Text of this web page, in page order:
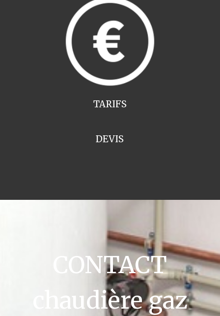
TARIFS
DEVIS
CONTACT
chaudière gaz